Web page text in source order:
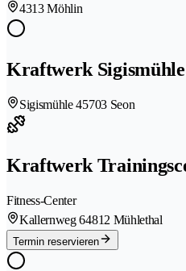
4313 Möhlin
Kraftwerk
Sigismühle 45703 Seon
Kraftwerk
Fitness-Center
Kallernweg 64812 Mühlethal
Termin reservieren